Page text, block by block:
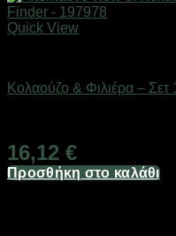
Quick View
Κολαούζο & Φιλιέρα –
16,12 €
Προσθήκη στο καλάθι